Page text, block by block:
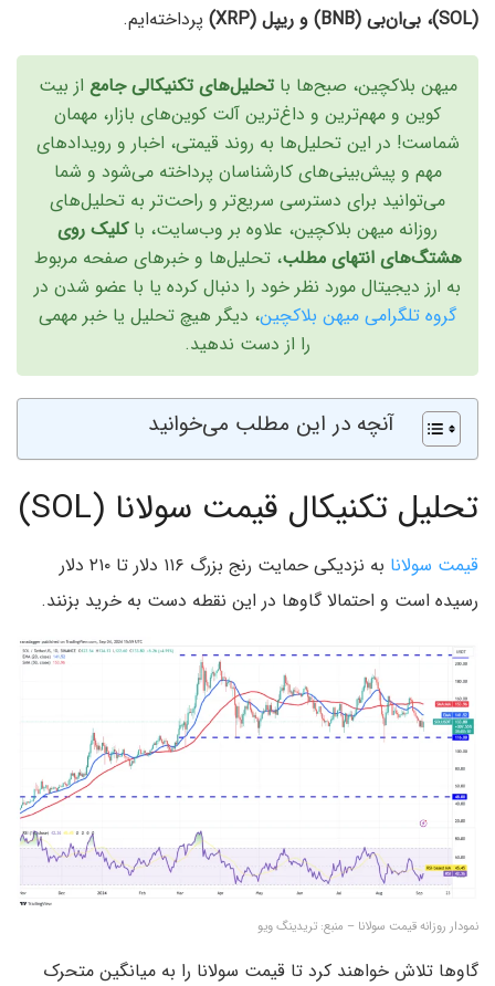
(SOL)، بی‌ان‌بی (BNB) و ریپل (XRP)
پرداخته‌ایم.
میهن بلاکچین، صبح‌ها باتحلیل‌های تکنیکالی جامع از بیت
کوین و مهم‌ترین و داغ‌ترین آلت‌ کوین‌های بازار، مهمان
شماست! در این تحلیل‌ها به روند قیمتی، اخبار و رویدادهای
مهم و پیش‌بینی‌های کارشناسان پرداخته می‌شود و شما
می‌توانید برای دسترسی سریع‌تر و راحت‌تر به تحلیل‌های
روزانه میهن بلاکچین، علاوه بر وب‌سایت، باکلیک روی
هشتگ‌های انتهای مطلب، تحلیل‌ها و خبرهای صفحه مربوط
به ارز دیجیتال مورد نظر خود را دنبال کرده یا با عضو شدن در
گروه تلگرامی میهن بلاکچین، دیگر هیچ تحلیل یا خبر مهمی
را از دست ندهید.
آنچه در این مطلب می‌خوانید
تحلیل تکنیکال قیمت سولانا (SOL)
قیمت سولانا
به نزدیکی حمایت رنج بزرگ ۱۱۶ دلار تا ۲۱۰ دلار
رسیده است و احتمالا گاوها در این نقطه دست به خرید بزنند.
نمودار روزانه قیمت سولانا – منبع: تریدینگ ویو
گاوها تلاش خواهند کرد تا قیمت سولانا را به میانگین متحرک